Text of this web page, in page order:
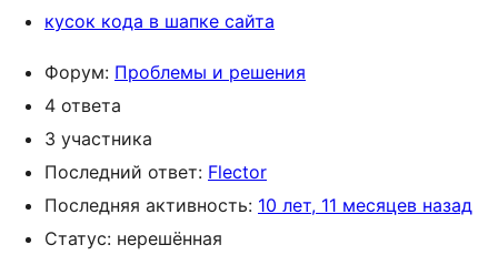
кусок кода в шапке сайта
Форум: Проблемы и решения
4 ответа
3 участника
Последний ответ: Flector
Последняя активность: 10 лет, 11 месяцев назад
Статус: нерешённая